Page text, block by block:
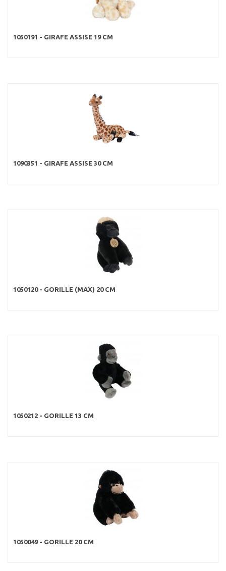
1050191 - GIRAFE ASSISE 19 CM
1090351 - GIRAFE ASSISE 30 CM
1050120 - GORILLE (MAX) 20 CM
1050212 - GORILLE 13 CM
1050049 - GORILLE 20 CM